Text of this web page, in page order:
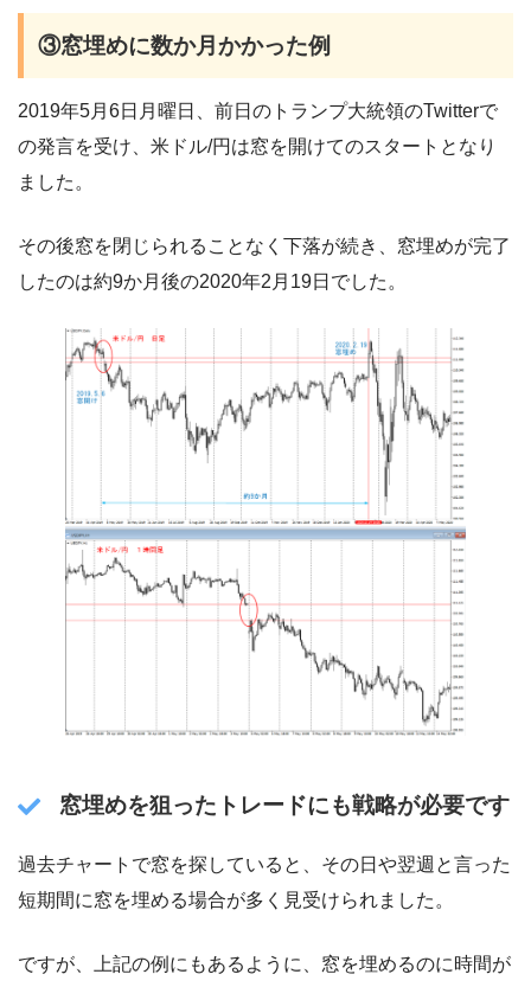
③窓埋めに数か月かかった例
2019年5月6日月曜日、前日のトランプ大統領のTwitterで
の発言を受け、米ドル/円は窓を開けてのスタートとなり
ました。
その後窓を閉じられることなく下落が続き、窓埋めが完了
したのは約9か月後の2020年2月19日でした。
窓埋めを狙ったトレードにも戦略が必要です
過去チャートで窓を探していると、その日や翌週と言った
短期間に窓を埋める場合が多く見受けられました。
ですが、上記の例にもあるように、窓を埋めるのに時間が